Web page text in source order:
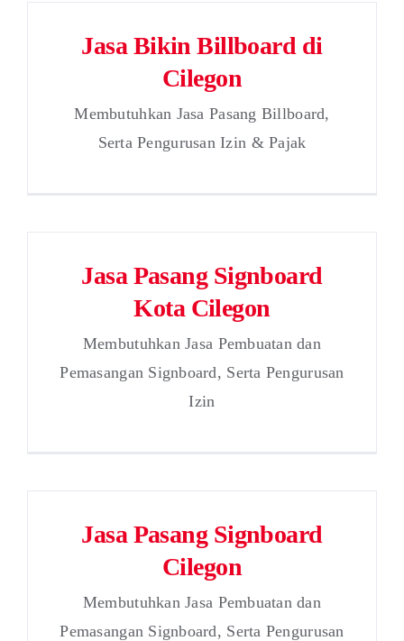
Jasa Bikin Billboard di
Cilegon
Membutuhkan Jasa Pasang Billboard,
Serta Pengurusan Izin & Pajak
Jasa Pasang Signboard
Kota Cilegon
Membutuhkan Jasa Pembuatan dan
Pemasangan Signboard, Serta Pengurusan
Izin
Jasa Pasang Signboard
Cilegon
Membutuhkan Jasa Pembuatan dan
Pemasangan Signboard, Serta Pengurusan